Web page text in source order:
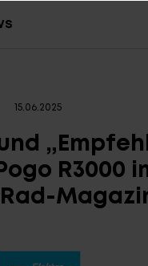
15.06.2025
R3000